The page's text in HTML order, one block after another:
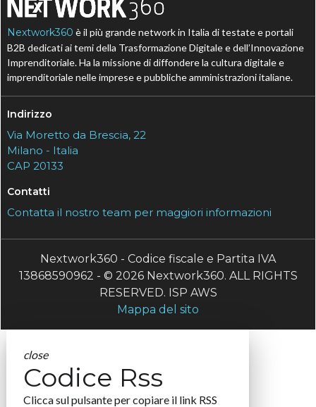
Nextwork360 è il più grande network in Italia di testate e portali
B2B dedicati ai temi della Trasformazione Digitale e dell’Innovazione
Imprenditoriale. Ha la missione di diffondere la cultura digitale e
imprenditoriale nelle imprese e pubbliche amministrazioni italiane.
Indirizzo
Via Moretto da Brescia, 22
Milano - Italia
CAP 20133
Contatti
Contatta il nostro team per maggiori informazioni
Nextwork360 - Codice fiscale e Partita IVA
13868590962 - © 2026 Nextwork360. ALL RIGHTS
RESERVED. ISP AWS
Mappa del sito
close
Codice Rss
Clicca sul pulsante per copiare il link RSS